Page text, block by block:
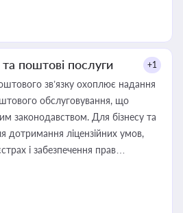
поштові послуги +1
зв’язку охоплює надання
обслуговування, що
законодавством. Для бізнесу та
дотримання ліцензійних умов,
і забезпечення прав